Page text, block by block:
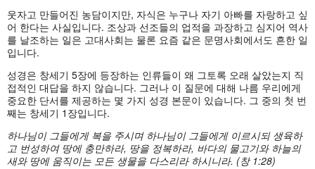
웃자고 만들어진 농담이지만, 자식은 누구나 자기 아빠를 자랑하고 싶
어 한다는 사실입니다. 조상과 선조들의 업적을 과장하고 심지어 역사
를 날조하는 일은 고대사회는 물론 요즘 같은 문명사회에서도 흔한 일
입니다.
성경은 창세기 5장에 등장하는 인류들이 왜 그토록 오래 살았는지 직
접적인 대답을 하지 않습니다. 그러나 이 질문에 대해 나름 우리에게
중요한 단서를 제공하는 몇 가지 성경 본문이 있습니다. 그 중의 첫 번
째는 창세기 1장입니다.
하나님이 그들에게 복을 주시며 하나님이 그들에게 이르시되 생육하
고 번성하여 땅에 충만하라, 땅을 정복하라, 바다의 물고기와 하늘의
새와 땅에 움직이는 모든 생물을 다스리라 하시니라. (창 1:28)